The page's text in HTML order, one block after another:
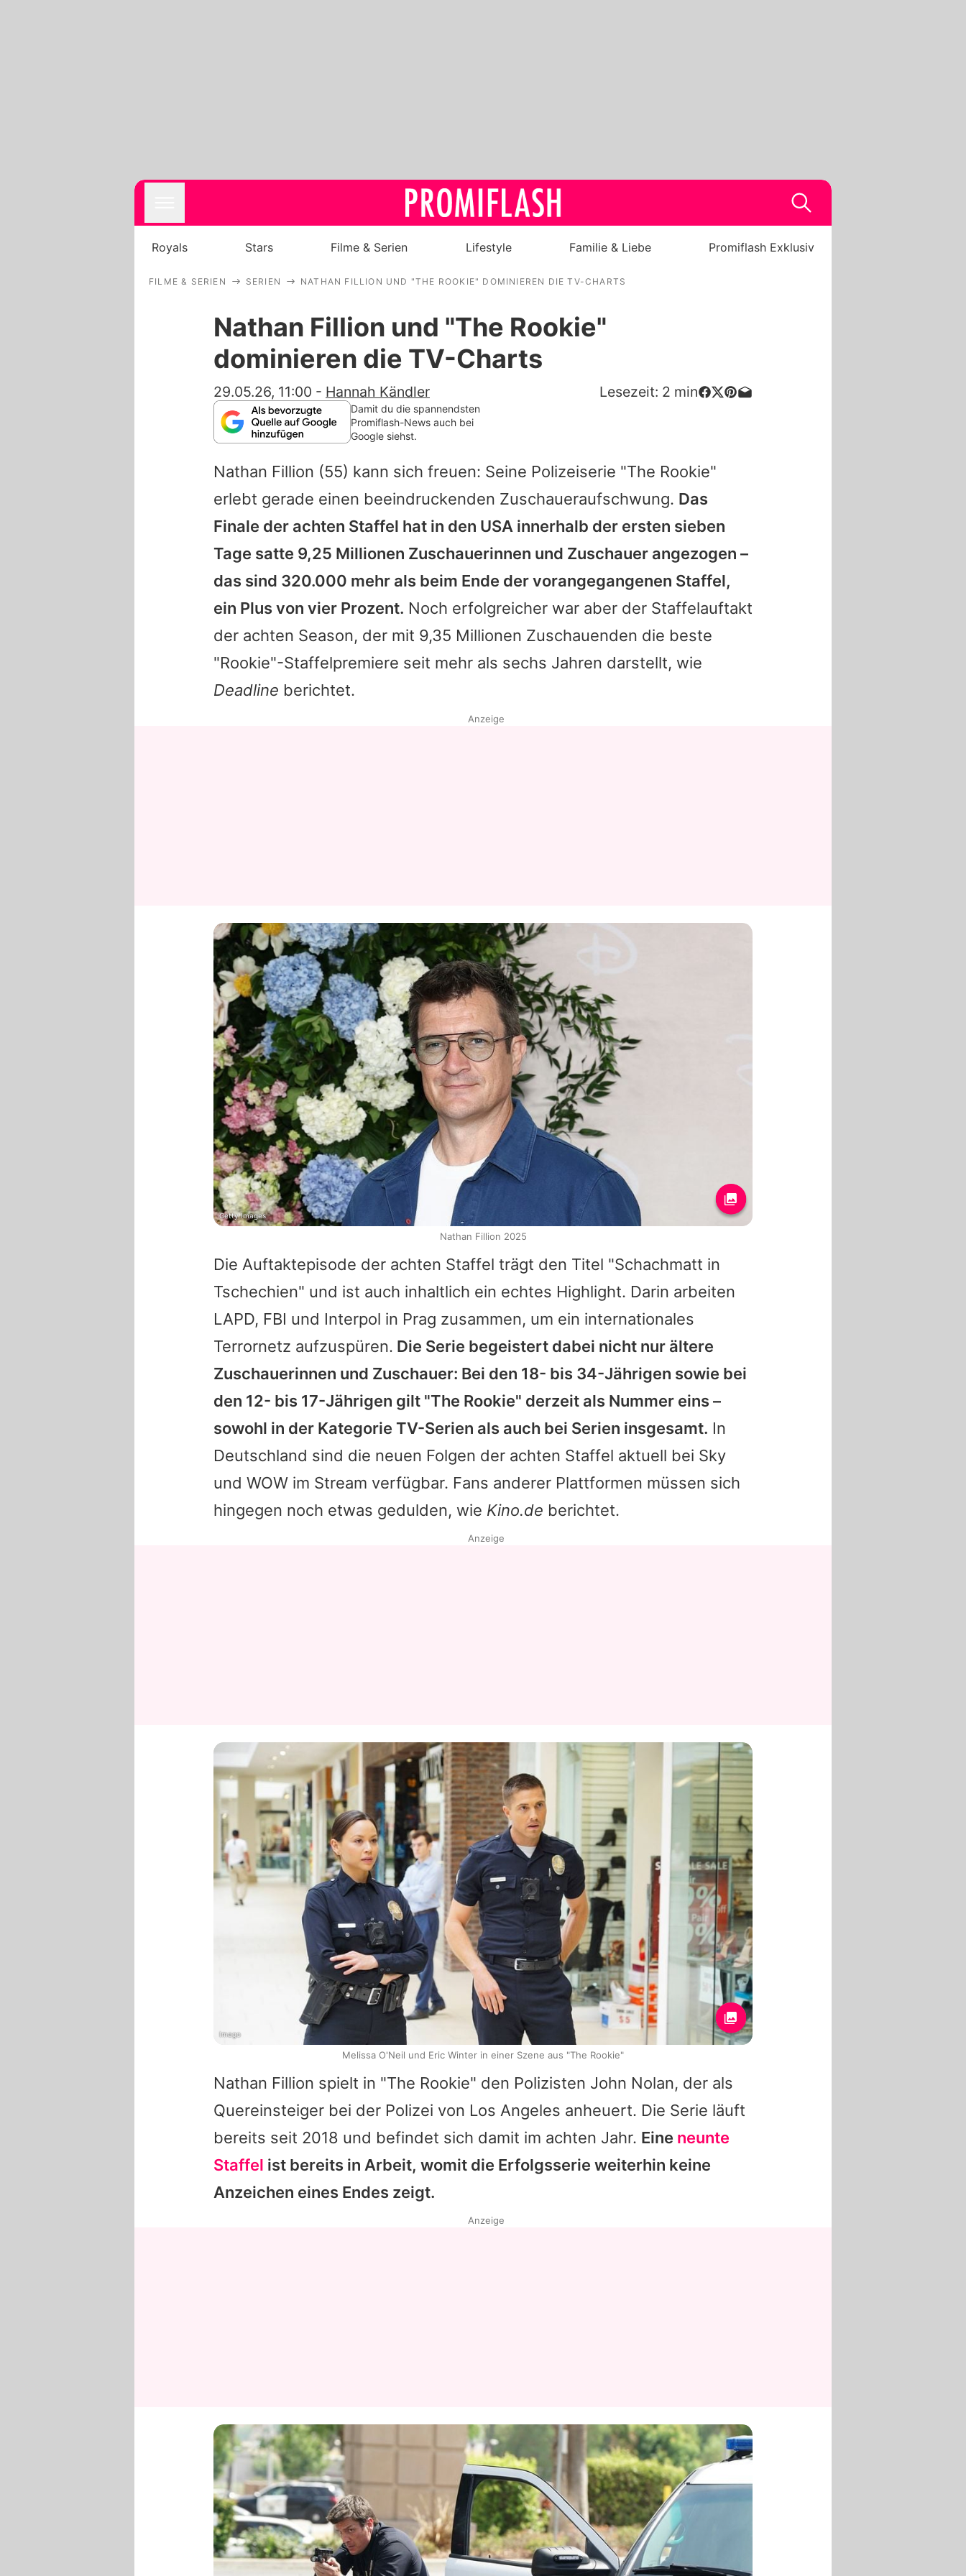
Royals
Stars
Filme & Serien
Familie & Liebe
App runterladen
Team
Redaktionelle Richtlinien
Impressum
Datenschutzerklärung
Royals Stars Filme & Serien Lifestyle Familie & Liebe Promiflash Exklusiv
FILME & SERIEN SERIEN NATHAN FILLION UND "THE ROOKIE" DOMINIEREN DIE TV-CHARTS
Nathan Fillion und "The Rookie"
dominieren die TV-Charts
29.05.26, 11:00 - Hannah Kändler Lesezeit: 2 min
Damit du die spannendsten
Promiflash-News auch bei
Google siehst.
Nathan Fillion (55) kann sich freuen: Seine Polizeiserie "The Rookie"
erlebt gerade einen beeindruckenden Zuschaueraufschwung. Das
Finale der achten Staffel hat in den USA innerhalb der ersten sieben
Tage satte 9,25 Millionen Zuschauerinnen und Zuschauer angezogen –
das sind 320.000 mehr als beim Ende der vorangegangenen Staffel,
ein Plus von vier Prozent. Noch erfolgreicher war aber der Staffelauftakt
der achten Season, der mit 9,35 Millionen Zuschauenden die beste
"Rookie"-Staffelpremiere seit mehr als sechs Jahren darstellt, wie
Deadline berichtet.
Die Auftaktepisode der achten Staffel trägt den Titel "Schachmatt in
Tschechien" und ist auch inhaltlich ein echtes Highlight. Darin arbeiten
LAPD, FBI und Interpol in Prag zusammen, um ein internationales
Terrornetz aufzuspüren. Die Serie begeistert dabei nicht nur ältere
Zuschauerinnen und Zuschauer: Bei den 18- bis 34-Jährigen sowie bei
den 12- bis 17-Jährigen gilt "The Rookie" derzeit als Nummer eins –
sowohl in der Kategorie TV-Serien als auch bei Serien insgesamt. In
Deutschland sind die neuen Folgen der achten Staffel aktuell bei Sky
und WOW im Stream verfügbar. Fans anderer Plattformen müssen sich
hingegen noch etwas gedulden, wie Kino.de berichtet.
Nathan Fillion spielt in "The Rookie" den Polizisten John Nolan, der als
Quereinsteiger bei der Polizei von Los Angeles anheuert. Die Serie läuft
bereits seit 2018 und befindet sich damit im achten Jahr. Eine neunte
Staffel ist bereits in Arbeit, womit die Erfolgsserie weiterhin keine
Anzeichen eines Endes zeigt.
Anzeige
Getty Images
Nathan Fillion 2025
Anzeige
Imago
Melissa O'Neil und Eric Winter in einer Szene aus "The Rookie"
Anzeige